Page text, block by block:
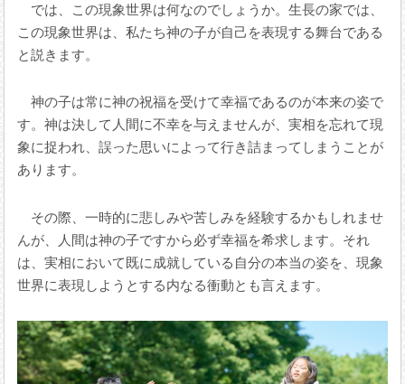
では、この現象世界は何なのでしょうか。生長の家では、
この現象世界は、私たち神の子が自己を表現する舞台である
と説きます。
神の子は常に神の祝福を受けて幸福であるのが本来の姿で
す。神は決して人間に不幸を与えませんが、実相を忘れて現
象に捉われ、誤った思いによって行き詰まってしまうことが
あります。
その際、一時的に悲しみや苦しみを経験するかもしれませ
んが、人間は神の子ですから必ず幸福を希求します。それ
は、実相において既に成就している自分の本当の姿を、現象
世界に表現しようとする内なる衝動とも言えます。